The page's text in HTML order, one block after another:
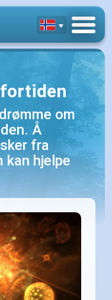
om
Å
fra
kan hjelpe